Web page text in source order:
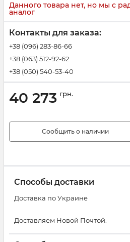
Данного товара нет, но мы с
аналог
Контакты для заказа:
+38 (096) 283-86-66
+38 (063) 512-92-62
+38 (050) 540-53-40
40 273 грн.
Сообщить о наличии
Способы доставки
Доставка по Украине
Доставляем Новой Почтой.